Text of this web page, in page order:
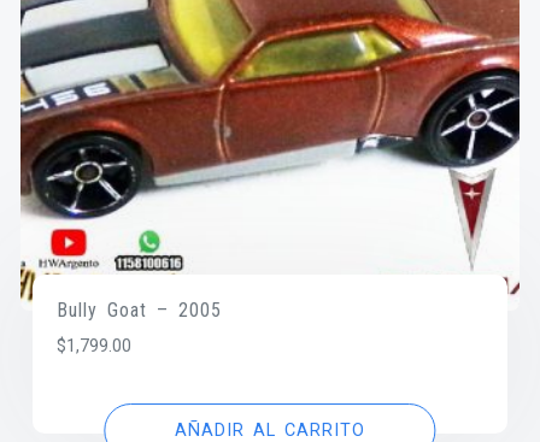
Bully Goat – 2005
$1,799.00
AÑADIR AL CARRITO